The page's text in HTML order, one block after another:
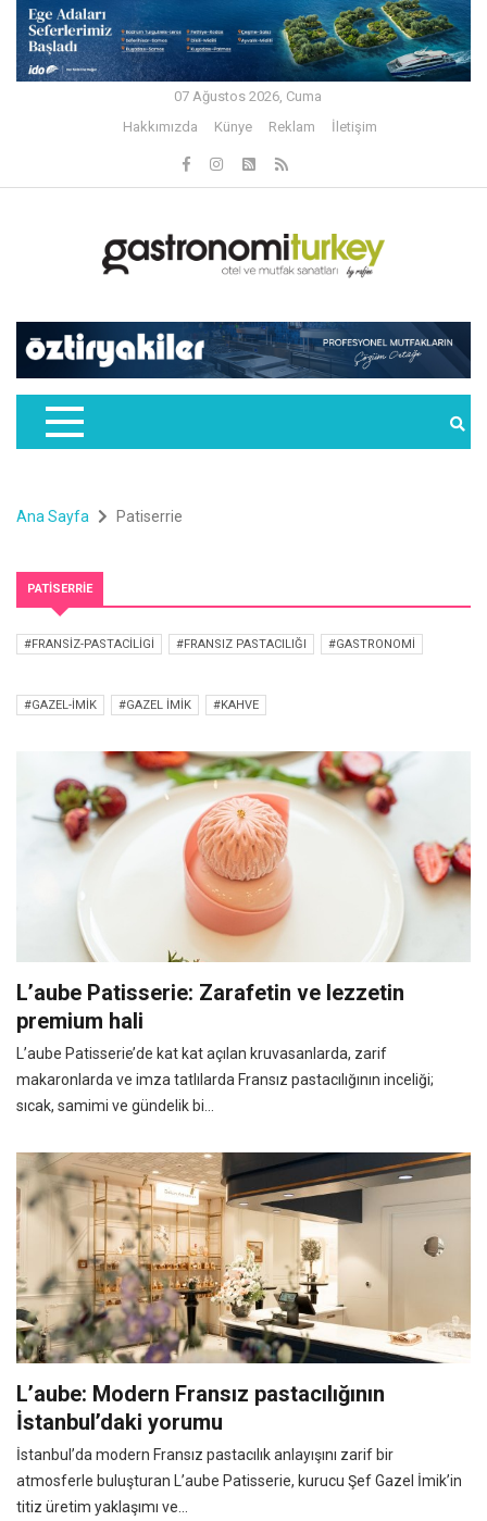
07 Ağustos 2026, Cuma
Hakkımızda
Künye Reklam İletişim
Ana Sayfa Patiserrie
PATISERRIE
#FRANSIZ-PASTACILIGI #FRANSIZ PASTACILIĞI #GASTRONOMI
#GAZEL-IMIK #GAZEL İMIK #KAHVE
L’aube Patisserie: Zarafetin ve lezzetin
premium hali
L’aube Patisserie’de kat kat açılan kruvasanlarda, zarif
makaronlarda ve imza tatlılarda Fransız pastacılığının inceliği;
sıcak, samimi ve gündelik bi...
L’aube: Modern Fransız pastacılığının
İstanbul’daki yorumu
İstanbul’da modern Fransız pastacılık anlayışını zarif bir
atmosferle buluşturan L’aube Patisserie, kurucu Şef Gazel İmik’in
titiz üretim yaklaşımı ve...